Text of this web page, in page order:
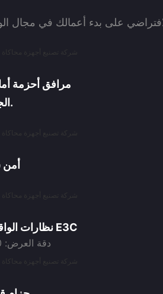
على بدء أعمالك في مجال
مرافق أحزمة
الجودة.
نظارات الواقع الافتراضي: ديبون E3C
دقة العرض: 1440 × 2560